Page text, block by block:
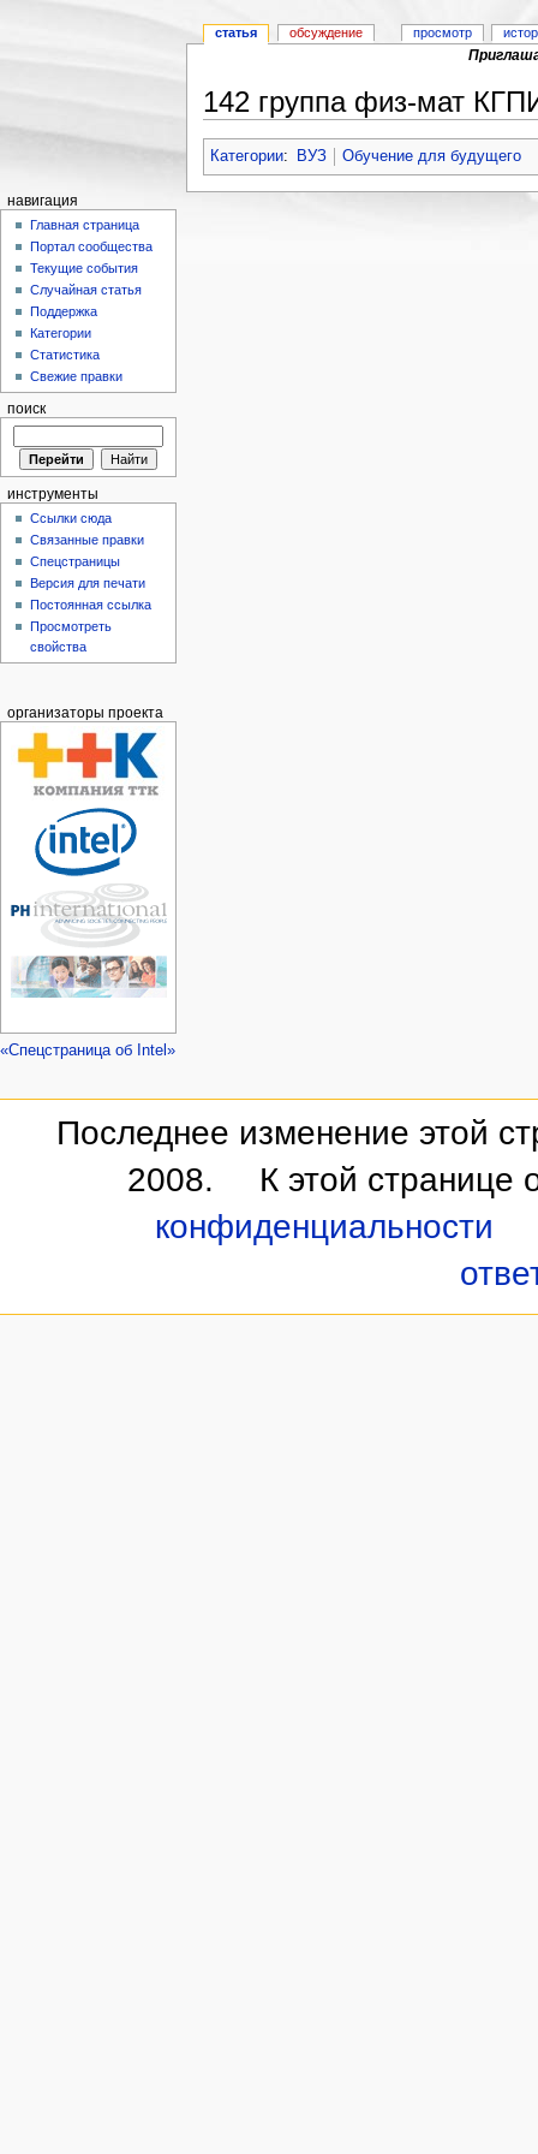
142 группа физ-мат
Категории: ВУЗ Обучение для будущего
статья обсуждение просмотр
навигация
Главная страница
Портал сообщества
Текущие события
Случайная статья
Поддержка
Категории
Статистика
Свежие правки
поиск
инструменты
Ссылки сюда
Связанные правки
Спецстраницы
Версия для печати
Постоянная ссылка
Просмотреть
свойства
организаторы проекта
«Спецстраница об Intel»
Последнее изменение этой
2008.
К этой странице
конфиденциальности